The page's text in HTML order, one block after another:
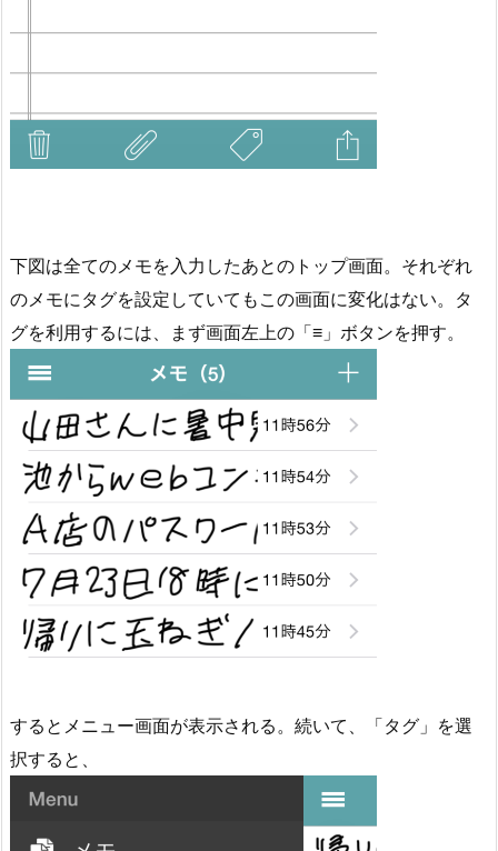
下図は全てのメモを入力したあとのトップ画面。それぞれ
のメモにタグを設定していてもこの画面に変化はない。タ
グを利用するには、まず画面左上の「≡」ボタンを押す。
するとメニュー画面が表示される。続いて、「タグ」を選
択すると、